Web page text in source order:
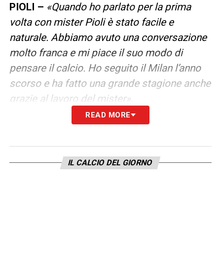
PIOLI – «Quando ho parlato per la prima
volta con mister Pioli è stato facile e
naturale. Abbiamo avuto una conversazione
molto franca e mi piace il suo modo di
pensare il calcio. Ho seguito il Milan l’anno
scorso e ha fatto una grande stagione anche
grazie al lavoro del mister».
LEGGI LE DICHIARAZIONI COMPLETE SU
LA PLAYLIST DELLE NOSTRE TOP NEWS
READ MORE
IL CALCIO DEL GIORNO